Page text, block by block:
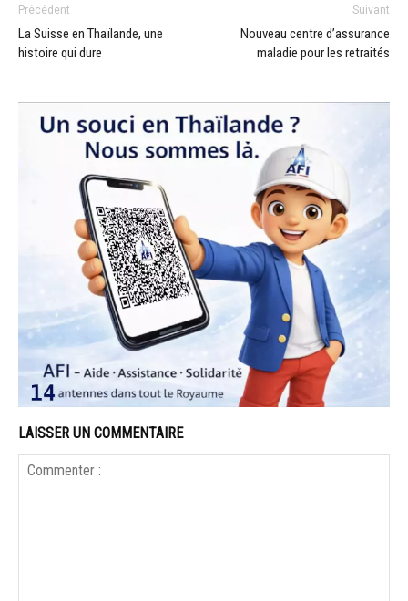
Précédent
La Suisse en Thaïlande, une
histoire qui dure
Suivant
Nouveau centre d’assurance
maladie pour les retraités
LAISSER UN COMMENTAIRE